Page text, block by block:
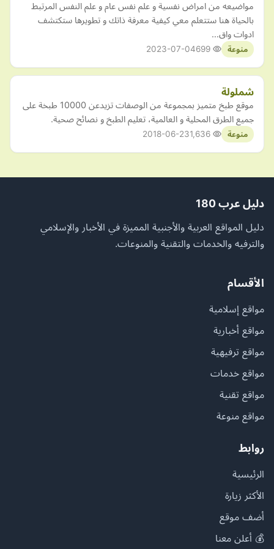
مواضيعه من امراض نفسية و علم نفس عام و علم النفس المرتبط
بالحياة هنا ستتعلم معي كيفية معرفة ذاتك و تطويرها ستكتشف
ادوات واق…
منوعة 2023-07-04
شملولة
موقع طبخ متميز بمجموعة من الوصفات تزيدعن 10000 طبخة على
جميع الطرق المحلية و العالمية، تعليم الطبخ و نصائح صحية.
منوعة 2018-06-23
دليل عرب 180
دليل المواقع العربية والأجنبية المميزة في الأخبار والإسلامي
والترفيه والخدمات والتقنية والمنوعات.
الأقسام
مواقع إسلامية
مواقع أخبارية
مواقع ترفيهية
مواقع خدمات
مواقع تقنية
مواقع منوعة
روابط
الرئيسية
الأكثر زيارة
أضف موقع
💰 أعلن معنا